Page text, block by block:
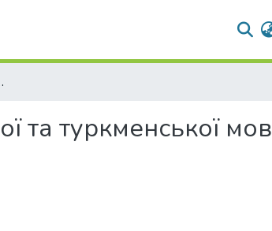
мов
та туркменської мов